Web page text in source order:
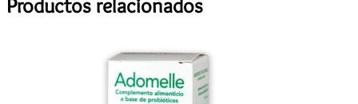
Productos relacionados